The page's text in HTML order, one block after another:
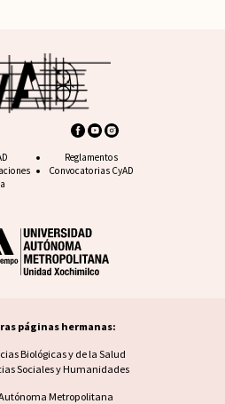
Footer FAQ
Reglamentos
Convocatorias CyAD
páginas hermanas:
Biológicas y de la Salud
Sociales y Humanidades
Metropolitana